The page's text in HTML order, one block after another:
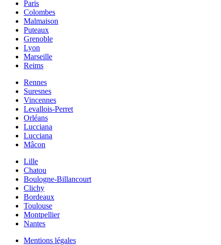
Paris
Colombes
Malmaison
Puteaux
Grenoble
Lyon
Marseille
Reims
Rennes
Suresnes
Vincennes
Levallois-Perret
Orléans
Lucciana
Lucciana
Mâcon
Lille
Chatou
Boulogne-Billancourt
Clichy
Bordeaux
Toulouse
Montpellier
Nantes
Mentions légales